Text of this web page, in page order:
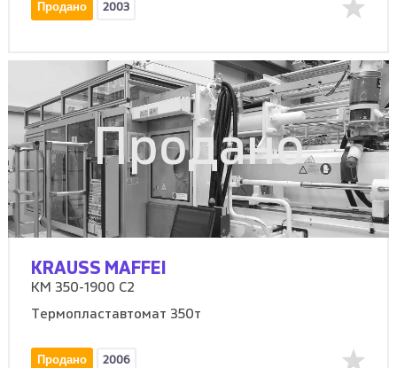
Продано 2003
Продано
KRAUSS MAFFEI
KM 350-1900 C2
Термопластавтомат 350т
Продано 2006